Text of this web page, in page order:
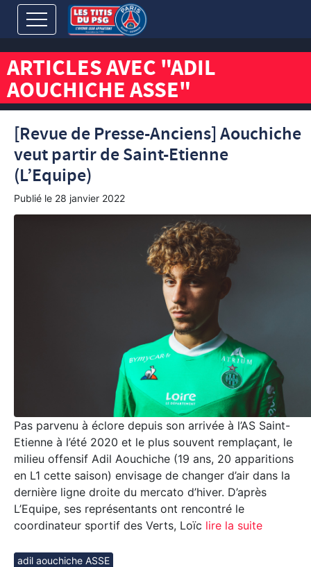
ARTICLES AVEC "ADIL
AOUCHICHE ASSE"
[Revue de Presse-Anciens] Aouchiche
veut partir de Saint-Etienne
(L’Equipe)
Publié le 28 janvier 2022
Pas parvenu à éclore depuis son arrivée à l’AS Saint-
Etienne à l’été 2020 et le plus souvent remplaçant, le
milieu offensif Adil Aouchiche (19 ans, 20 apparitions
en L1 cette saison) envisage de changer d’air dans la
dernière ligne droite du mercato d’hiver. D’après
L’Equipe, ses représentants ont rencontré le
coordinateur sportif des Verts, Loïc lire la suite
adil aouchiche ASSE